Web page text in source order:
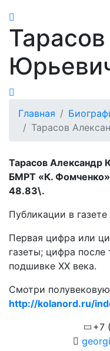
Главная
Тарасов
Тарасов Александр
БМРТ «К. Фомченко»
48.83\.
Публикации в
Первая цифра или
газеты; цифра после
подшивке ХХ века.
Смотри
http://kolanord.ru/
+7